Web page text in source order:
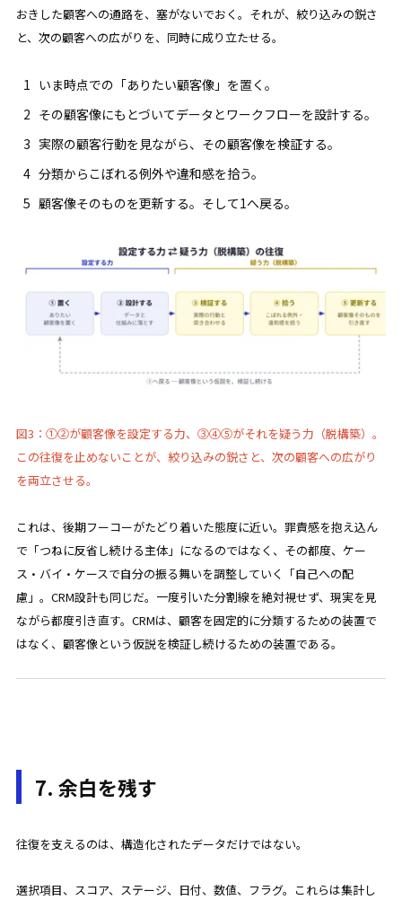
おきした顧客への通路を、塞がないでおく。それが、絞り込みの鋭さ
と、次の顧客への広がりを、同時に成り立たせる。
いま時点での「ありたい顧客像」を置く。
その顧客像にもとづいてデータとワークフローを設計する。
実際の顧客行動を見ながら、その顧客像を検証する。
分類からこぼれる例外や違和感を拾う。
顧客像そのものを更新する。そして1へ戻る。
図3：①②が顧客像を設定する力、③④⑤がそれを疑う力（脱構築）。
この往復を止めないことが、絞り込みの鋭さと、次の顧客への広がり
を両立させる。
これは、後期フーコーがたどり着いた態度に近い。罪責感を抱え込ん
で「つねに反省し続ける主体」になるのではなく、その都度、ケー
ス・バイ・ケースで自分の振る舞いを調整していく「自己への配
慮」。CRM設計も同じだ。一度引いた分割線を絶対視せず、現実を見
ながら都度引き直す。CRMは、顧客を固定的に分類するための装置で
はなく、顧客像という仮説を検証し続けるための装置である。
7. 余白を残す
往復を支えるのは、構造化されたデータだけではない。
選択項目、スコア、ステージ、日付、数値、フラグ。これらは集計し